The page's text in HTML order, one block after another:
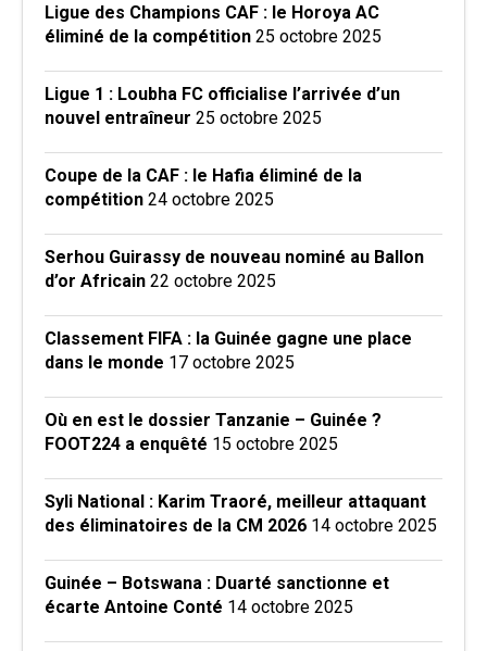
Ligue des Champions CAF : le Horoya AC
éliminé de la compétition 25 octobre 2025
Ligue 1 : Loubha FC officialise l’arrivée d’un
nouvel entraîneur 25 octobre 2025
Coupe de la CAF : le Hafia éliminé de la
compétition 24 octobre 2025
Serhou Guirassy de nouveau nominé au Ballon
d’or Africain 22 octobre 2025
Classement FIFA : la Guinée gagne une place
dans le monde 17 octobre 2025
Où en est le dossier Tanzanie – Guinée ?
FOOT224 a enquêté 15 octobre 2025
Syli National : Karim Traoré, meilleur attaquant
des éliminatoires de la CM 2026 14 octobre 2025
Guinée – Botswana : Duarté sanctionne et
écarte Antoine Conté 14 octobre 2025